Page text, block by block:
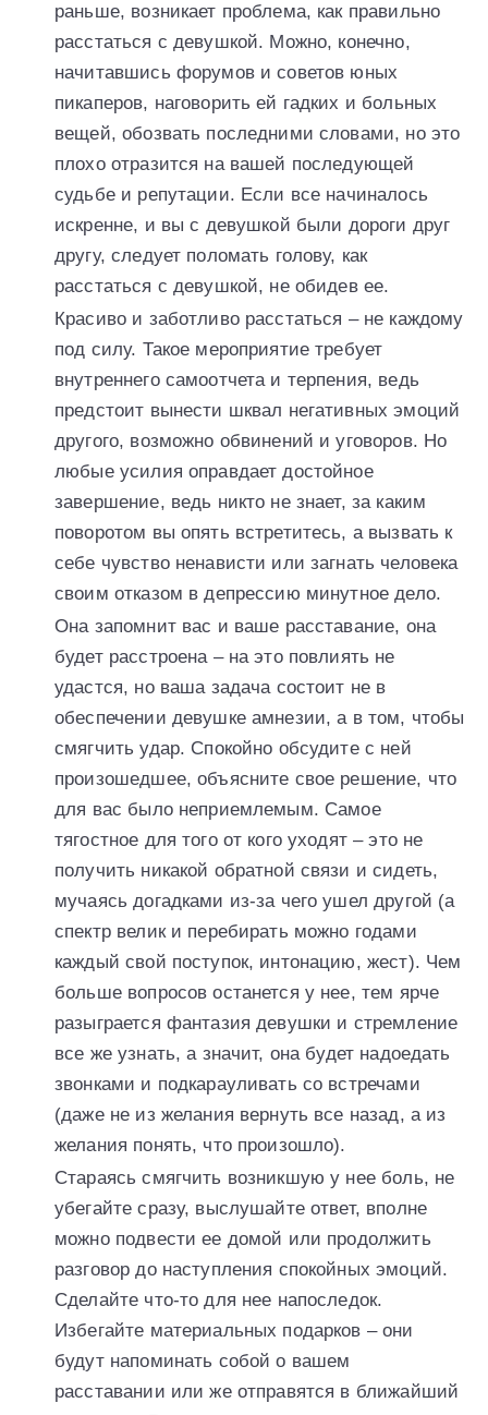
раньше, возникает проблема, как правильно
расстаться с девушкой. Можно, конечно,
начитавшись форумов и советов юных
пикаперов, наговорить ей гадких и больных
вещей, обозвать последними словами, но это
плохо отразится на вашей последующей
судьбе и репутации. Если все начиналось
искренне, и вы с девушкой были дороги друг
другу, следует поломать голову, как
расстаться с девушкой, не обидев ее.
Красиво и заботливо расстаться – не каждому
под силу. Такое мероприятие требует
внутреннего самоотчета и терпения, ведь
предстоит вынести шквал негативных эмоций
другого, возможно обвинений и уговоров. Но
любые усилия оправдает достойное
завершение, ведь никто не знает, за каким
поворотом вы опять встретитесь, а вызвать к
себе чувство ненависти или загнать человека
своим отказом в депрессию минутное дело.
Она запомнит вас и ваше расставание, она
будет расстроена – на это повлиять не
удастся, но ваша задача состоит не в
обеспечении девушке амнезии, а в том, чтобы
смягчить удар. Спокойно обсудите с ней
произошедшее, объясните свое решение, что
для вас было неприемлемым. Самое
тягостное для того от кого уходят – это не
получить никакой обратной связи и сидеть,
мучаясь догадками из-за чего ушел другой (а
спектр велик и перебирать можно годами
каждый свой поступок, интонацию, жест). Чем
больше вопросов останется у нее, тем ярче
разыграется фантазия девушки и стремление
все же узнать, а значит, она будет надоедать
звонками и подкарауливать со встречами
(даже не из желания вернуть все назад, а из
желания понять, что произошло).
Стараясь смягчить возникшую у нее боль, не
убегайте сразу, выслушайте ответ, вполне
можно подвести ее домой или продолжить
разговор до наступления спокойных эмоций.
Сделайте что-то для нее напоследок.
Избегайте материальных подарков – они
будут напоминать собой о вашем
расставании или же отправятся в ближайший